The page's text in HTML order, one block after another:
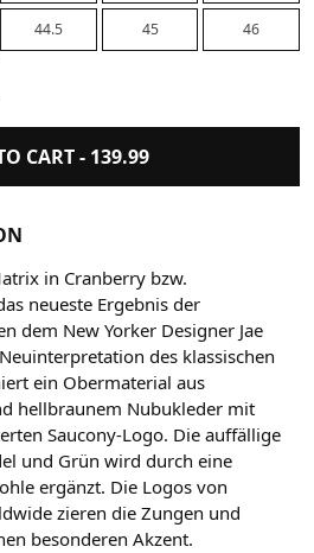
44.5 45 46
CART - 139.99
in Cranberry bzw.
neueste Ergebnis der
dem New Yorker Designer Jae
des klassischen
ein Obermaterial aus
hellbraunem Nubukleder mit
Saucony-Logo. Die auffällige
und Grün wird durch eine
ergänzt. Die Logos von
zieren die Zungen und
besonderen Akzent.